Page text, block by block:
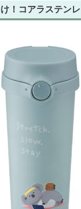
！コアラステン